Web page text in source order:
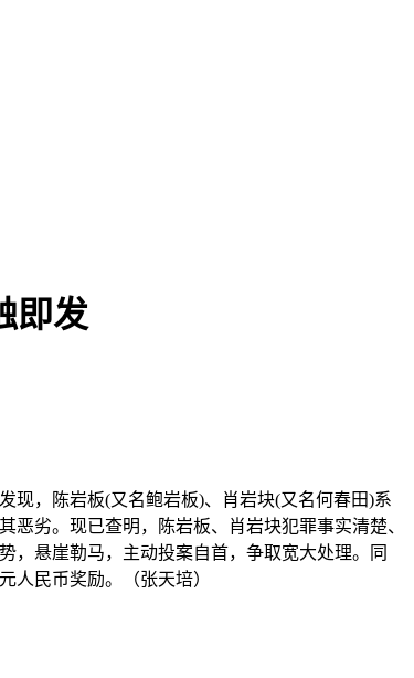
即发
，陈岩板(又名鲍岩板)、肖岩块(又名何春田)系
劣。现已查明，陈岩板、肖岩块犯罪事实清楚、
，悬崖勒马，主动投案自首，争取宽大处理。同
人民币奖励。（张天培）